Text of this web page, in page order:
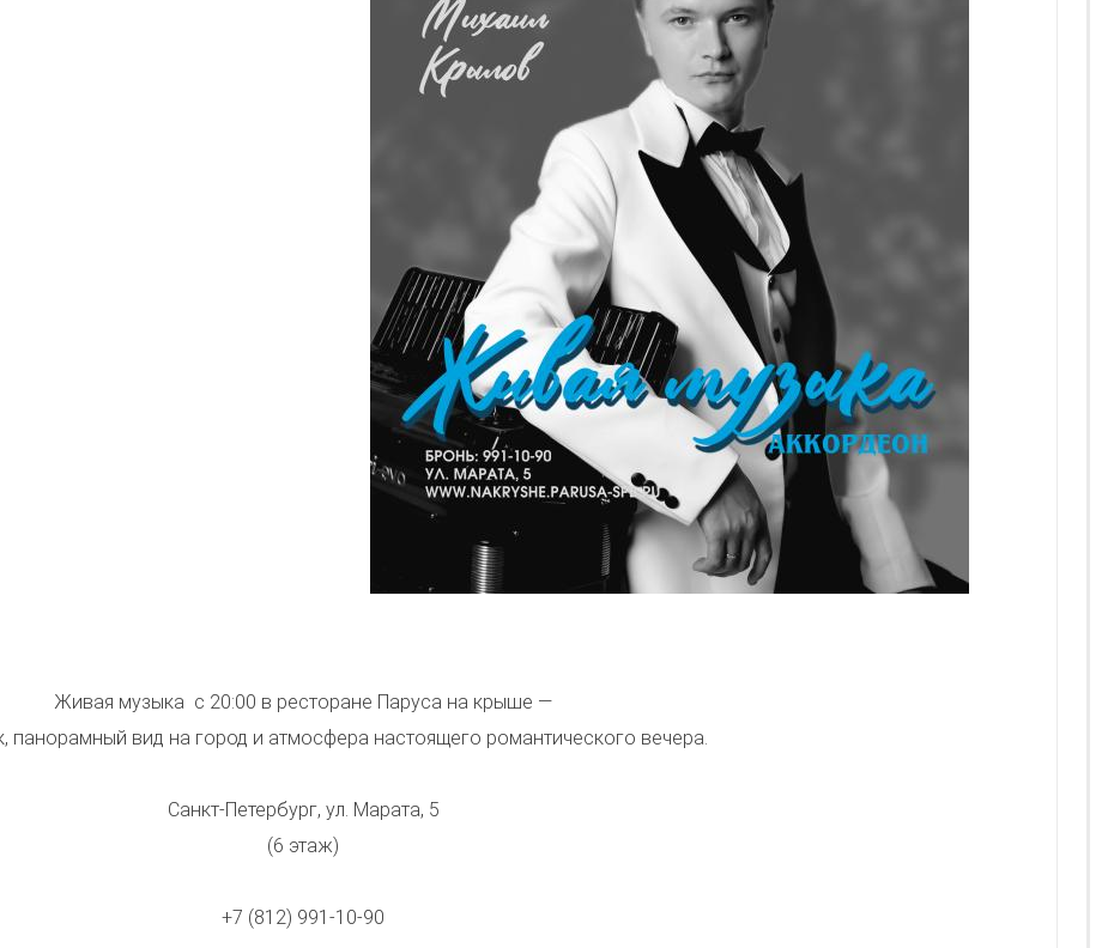
Живая музыка с 20:00 в ресторане Паруса на крыше —
панорамный вид на город и атмосфера настоящего романтического вечера.
Санкт-Петербург, ул. Марата, 5
(6 этаж)
+7 (812) 991-10-90